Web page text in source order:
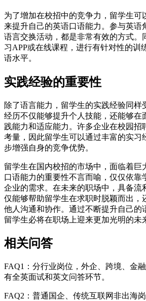
为了增加在校招中的竞争力，留学生可
来提升自己的英语口语能力。参与英语
语言交换活动，都是非常有效的方式。
习APP或在线课程，进行有针对性的训
语水平。
实践经验的重要性
除了语言能力，留学生的实践经验同样
经历不仅能够提升个人技能，还能够在
践能力和适应能力。许多企业在校园招
考量，因此留学生可以通过丰富的实习
步增强自身的竞争优势。
留学生在国内校招的市场中，面临着巨
口语能力的重要性不言而喻，仅仅依靠
企业的需求。在未来的职场中，具备流
仅能够帮助留学生在求职时脱颖而出，
他人沟通和协作。通过不断提升自己的
留学生必将在职场上迎来更加光明的未
相关问答
FAQ1：分行业岗位，外企、跨境、金
有全英面试和英文问答环节。
FAQ2：普通国企、传统互联网非出海